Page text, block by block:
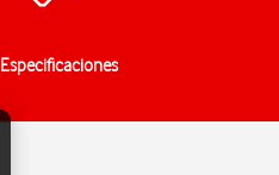
Especificaciones